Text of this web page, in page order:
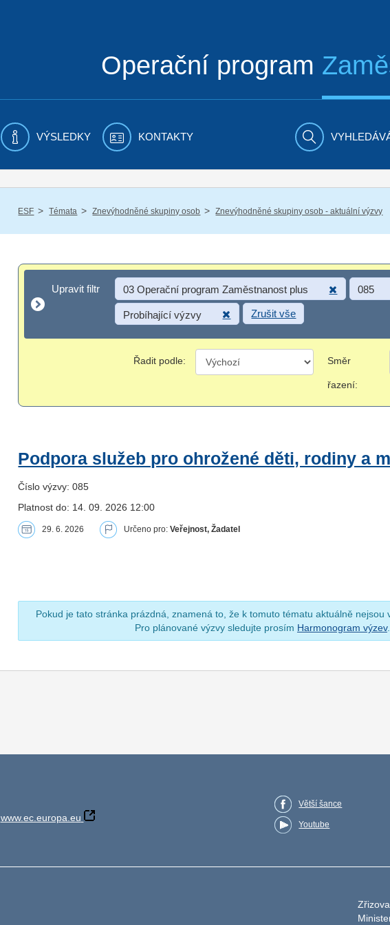
Operační program
VÝSLEDKY KONTAKTY
ESF / Témata / Znevýhodněné skupiny osob / Znevýhodněné skupiny osob - aktuální výzvy
Upravit filtr
Upravit filtr 03 Operační program Zaměstnanost plus 085
Probíhající výzvy Zrušit vše
Řadit podle: Směr
řazení:
Podpora služeb pro ohrožené děti, rodiny a
Číslo výzvy: 085
Platnost do: 14. 09. 2026 12:00
29. 6. 2026 Určeno pro:Veřejnost, Žadatel
Pokud je tato stránka prázdná, znamená to, že k tomuto tématu aktuálně nejsou
Pro plánované výzvy sledujte prosím Harmonogram výzev.
www.ec.europa.eu
Větší šance
Youtube